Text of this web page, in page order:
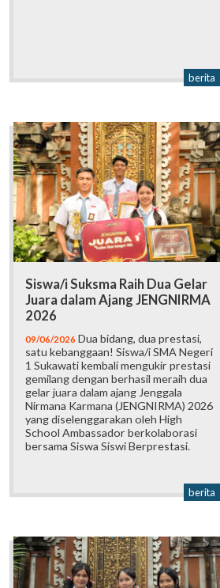
berita
Siswa/i Suksma Raih Dua Gelar
Juara dalam Ajang JENGNIRMA
2026
09/06/2026 Dua bidang, dua prestasi,
satu kebanggaan! Siswa/i SMA Negeri
1 Sukawati kembali mengukir prestasi
gemilang dengan berhasil meraih dua
gelar juara dalam ajang Jenggala
Nirmana Karmana (JENGNIRMA) 2026
yang diselenggarakan oleh High
School Ambassador berkolaborasi
bersama Siswa Siswi Berprestasi.
berita